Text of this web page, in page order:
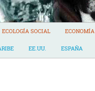
ECOLOGÍA SOCIAL ECONOMÍA
EE.UU. ESPAÑA